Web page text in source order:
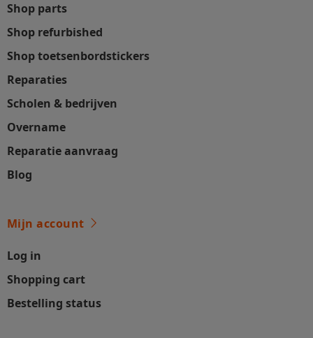
Shop parts
Shop refurbished
Shop toetsenbordstickers
Reparaties
Scholen & bedrijven
Overname
Reparatie aanvraag
Blog
Mijn account
Log in
Shopping cart
Bestelling status